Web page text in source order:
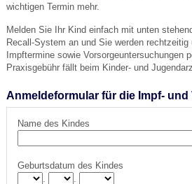
wichtigen Termin mehr.
Melden Sie Ihr Kind einfach mit unten
Recall-System an und Sie werden rechtzeitig
Impftermine sowie Vorsorgeuntersuchungen
Praxisgebühr fällt beim Kinder- und
Anmeldeformular für die Impf-
Name des Kindes
Geburtsdatum des Kindes